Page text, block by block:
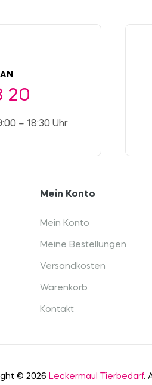
20
– 18:30 Uhr
Mein Konto
Mein Konto
Meine Bestellungen
Versandkosten
Warenkorb
Kontakt
© 2026 Leckermaul Tierbedarf.